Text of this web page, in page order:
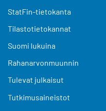
StatFin-tietokanta
Tilastotietokannat
Suomi lukuina
Rahanarvonmuunnin
Tulevat julkaisut
Tutkimusaineistot